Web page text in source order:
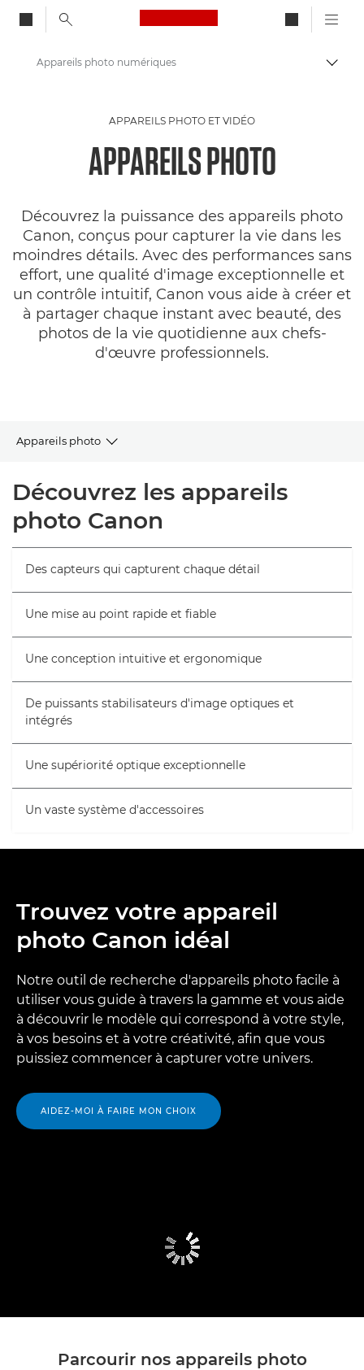
Canon Logo, back to
Appareils photo numériques
APPAREILS PHOTO ET VIDÉO
APPAREILS PHOTO
Découvrez la puissance des appareils photo
Canon, conçus pour capturer la vie dans les
moindres détails. Avec des performances sans
effort, une qualité d'image exceptionnelle et
un contrôle intuitif, Canon vous aide à créer et
à partager chaque instant avec beauté, des
photos de la vie quotidienne aux chefs-
d'œuvre professionnels.
Appareils photo
Parcourir tous les appareils photo
Objectifs et accessoires
Conseils et techniques
Découvrez les appareils
photo Canon
Des capteurs qui capturent chaque détail
Une mise au point rapide et fiable
Une conception intuitive et ergonomique
De puissants stabilisateurs d'image optiques et
intégrés
Une supériorité optique exceptionnelle
Un vaste système d'accessoires
Trouvez votre appareil
photo Canon idéal
Notre outil de recherche d'appareils photo facile à
utiliser vous guide à travers la gamme et vous aide
à découvrir le modèle qui correspond à votre style,
à vos besoins et à votre créativité, afin que vous
puissiez commencer à capturer votre univers.
AIDEZ-MOI À FAIRE MON CHOIX
Parcourir nos appareils photo